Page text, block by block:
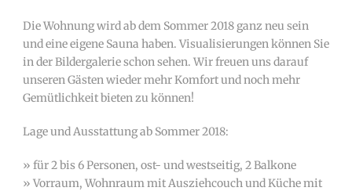
Die Wohnung wird ab dem Sommer 2018 ganz neu sein
und eine eigene Sauna haben. Visualisierungen können Sie
in der Bildergalerie schon sehen. Wir freuen uns darauf
unseren Gästen wieder mehr Komfort und noch mehr
Gemütlichkeit bieten zu können!
Lage und Ausstattung ab Sommer 2018:
» für 2 bis 6 Personen, ost- und westseitig, 2 Balkone
» Vorraum, Wohnraum mit Ausziehcouch und Küche mit